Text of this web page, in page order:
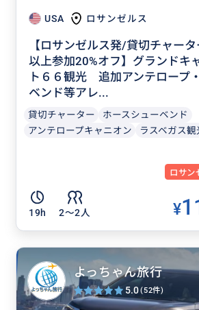
USA ロサンゼルス
【ロサンゼルス発/貸切チャー
以上参加20%オフ】グランドキ
ト６６観光 追加アンテロープ
ベンド等アレ...
貸切チャーター
ホースシューベンド
アンテロープキャニオン
ラスベガス観
ロサン
19h 2〜2人 ¥
よっちゃん旅行
5.0(52件)